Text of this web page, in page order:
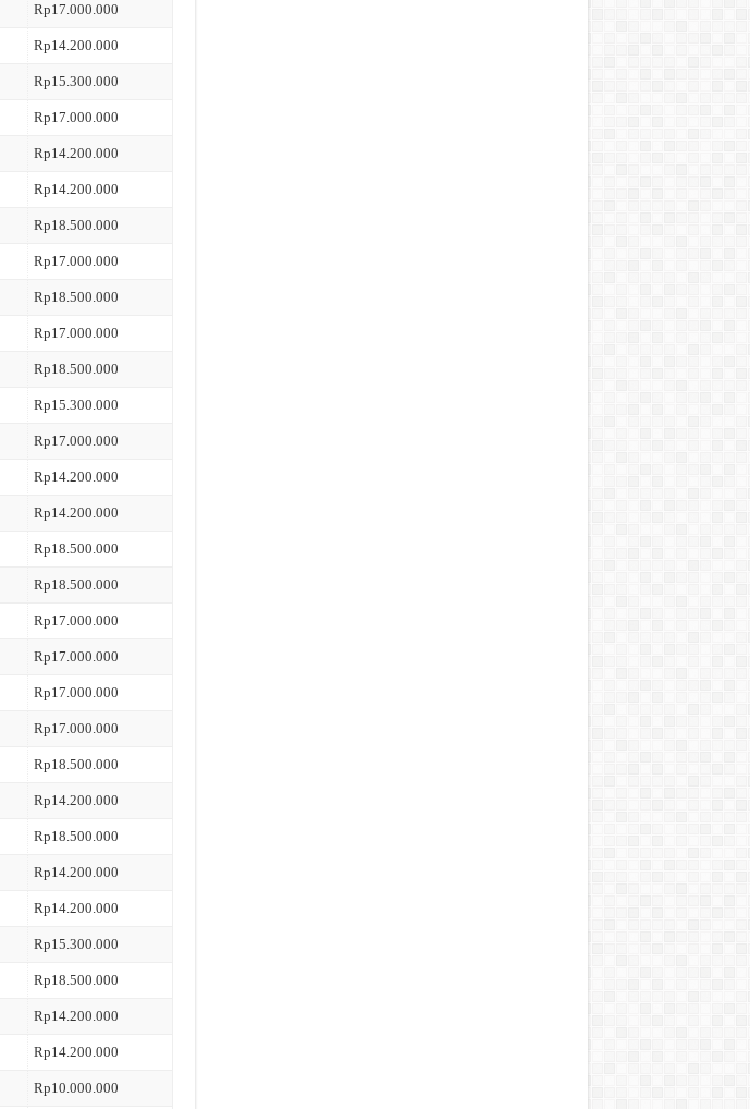
Rp17.000.000
Rp14.200.000
Rp15.300.000
Rp17.000.000
Rp14.200.000
Rp14.200.000
Rp18.500.000
Rp17.000.000
Rp18.500.000
Rp17.000.000
Rp18.500.000
Rp15.300.000
Rp17.000.000
Rp14.200.000
Rp14.200.000
Rp18.500.000
Rp18.500.000
Rp17.000.000
Rp17.000.000
Rp17.000.000
Rp17.000.000
Rp18.500.000
Rp14.200.000
Rp18.500.000
Rp14.200.000
Rp14.200.000
Rp15.300.000
Rp18.500.000
Rp14.200.000
Rp14.200.000
Rp10.000.000